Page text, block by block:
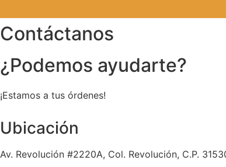
Contáctanos
¿Podemos ayudarte?
¡Estamos a tus órdenes!
Ubicación
Av. Revolución #2220A, Col. Revolución, C.P.